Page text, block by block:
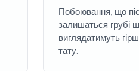
Побоювання, що
залишаться грубі
виглядатимуть
тату.